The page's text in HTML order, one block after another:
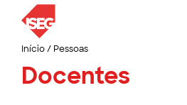
Início/ Pessoas
Docentes